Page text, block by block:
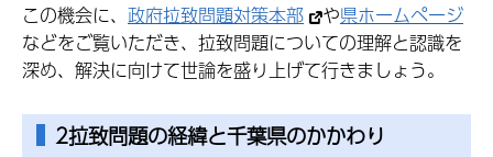
この機会に、 政府拉致問題対策本部 や県ホームページ
などをご覧いただき、拉致問題についての理解と認識を
深め、解決に向けて世論を盛り上げて行きましょう。
2拉致問題の経緯と千葉県のかかわり